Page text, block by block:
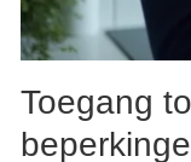
Toegang